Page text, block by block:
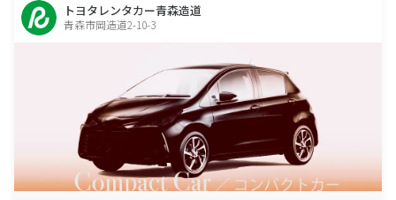
トヨタレンタカー青森造道
青森市岡造道2-10-3